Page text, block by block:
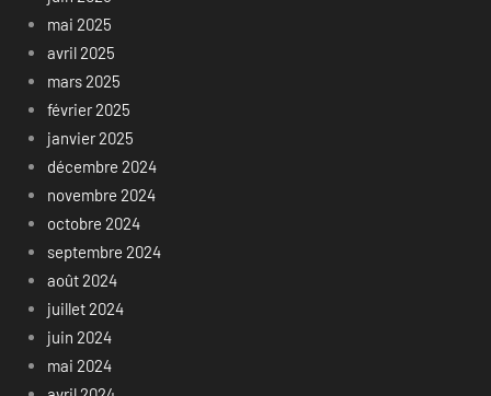
mai 2025
avril 2025
mars 2025
février 2025
janvier 2025
décembre 2024
novembre 2024
octobre 2024
septembre 2024
août 2024
juillet 2024
juin 2024
mai 2024